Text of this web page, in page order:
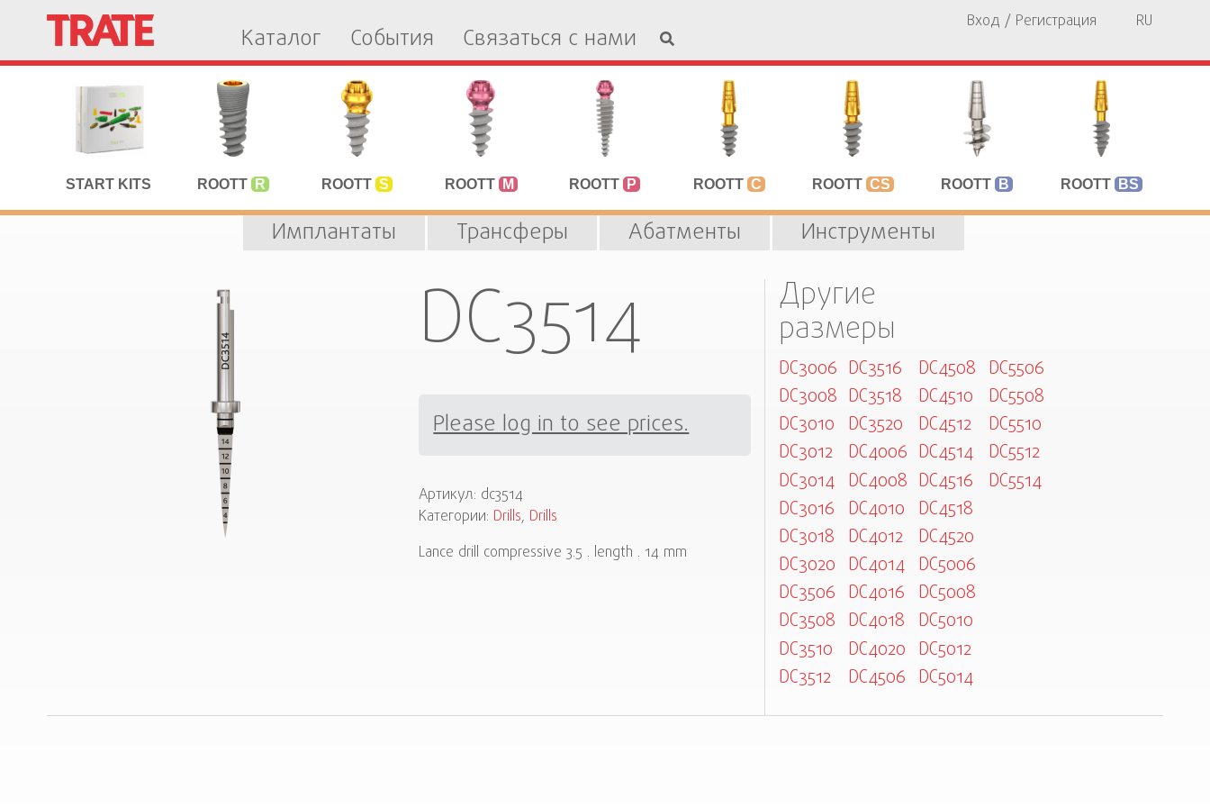
Каталог События Связаться с нами
Вход / Регистрация RU
START KITS ROOTT R ROOTT S ROOTT M ROOTT P ROOTT C ROOTT CS ROOTT B ROOTT BS
Имплантаты Трансферы Абатменты Инструменты
DC3514
Please log in to see prices.
Артикул: dc3514
Категории: Drills, Drills
Lance drill compressive 3.5 . length . 14 mm
Другие
размеры
DC3006
DC3008
DC3010
DC3012
DC3014
DC3016
DC3018
DC3020
DC3506
DC3508
DC3510
DC3512
DC3516
DC3518
DC3520
DC4006
DC4008
DC4010
DC4012
DC4014
DC4016
DC4018
DC4020
DC4506
DC4508
DC4510
DC4512
DC4514
DC4516
DC4518
DC4520
DC5006
DC5008
DC5010
DC5012
DC5014
DC5506
DC5508
DC5510
DC5512
DC5514